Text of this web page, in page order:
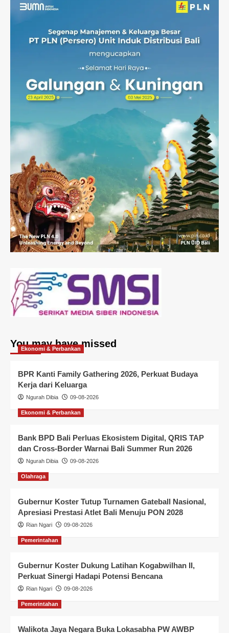
You may have missed
Ekonomi & Perbankan
BPR Kanti Family Gathering 2026, Perkuat Budaya
Kerja dari Keluarga
Ngurah Dibia 09-08-2026
Ekonomi & Perbankan
Bank BPD Bali Perluas Ekosistem Digital, QRIS TAP
dan Cross-Border Warnai Bali Summer Run 2026
Ngurah Dibia 09-08-2026
Olahraga
Gubernur Koster Tutup Turnamen Gateball Nasional,
Apresiasi Prestasi Atlet Bali Menuju PON 2028
Rian Ngari 09-08-2026
Pemerintahan
Gubernur Koster Dukung Latihan Kogabwilhan II,
Perkuat Sinergi Hadapi Potensi Bencana
Rian Ngari 09-08-2026
Pemerintahan
Walikota Jaya Negara Buka Lokasabha PW AWBP